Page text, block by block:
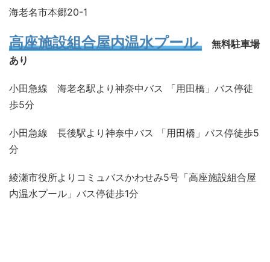
海老名市本郷20-1
高座施設組合屋内温水プール
無料駐車場
あり
小田急線 海老名駅より神奈中バス 「用田橋」バス停徒
歩5分
小田急線 長後駅より神奈中バス 「用田橋」バス停徒歩5
分
綾瀬市役所よりコミュバスかわせみ5号「高座施設組合屋
内温水プール」バス停徒歩1分